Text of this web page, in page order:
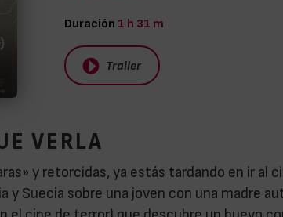
Duración 1 h 31 m
Trailer
VERLA
y retorcidas, ya estás tardando en ir al
y Suecia sobre una joven con una madre